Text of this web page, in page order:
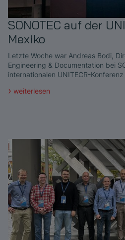
SONOTEC auf der
Mexiko
Letzte Woche war Andreas Bodi,
Engineering & Documentation bei
internationalen UNITECR-
weiterlesen